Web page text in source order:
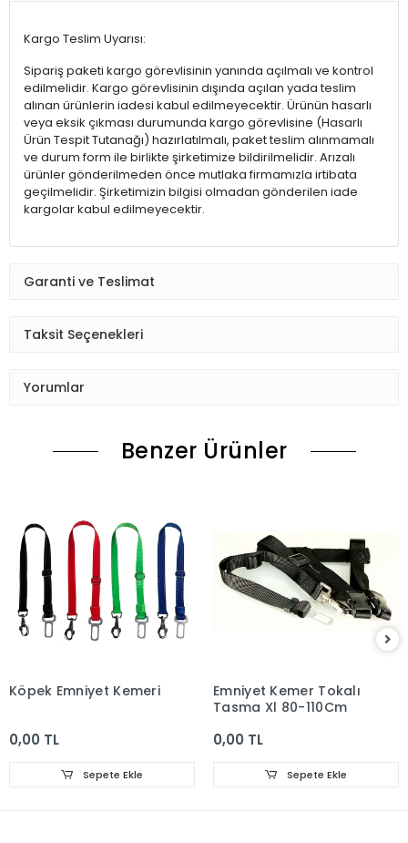
Kargo Teslim Uyarısı:
Sipariş paketi kargo görevlisinin yanında açılmalı ve kontrol
edilmelidir. Kargo görevlisinin dışında açılan yada teslim
alınan ürünlerin iadesi kabul edilmeyecektir. Ürünün hasarlı
veya eksik çıkması durumunda kargo görevlisine (Hasarlı
Ürün Tespit Tutanağı) hazırlatılmalı, paket teslim alınmamalı
ve durum form ile birlikte şirketimize bildirilmelidir. Arızalı
ürünler gönderilmeden önce mutlaka firmamızla irtibata
geçilmelidir. Şirketimizin bilgisi olmadan gönderilen iade
kargolar kabul edilmeyecektir.
Garanti ve Teslimat
Taksit Seçenekleri
Yorumlar
Benzer Ürünler
Köpek Emniyet Kemeri
0,00 TL
Sepete Ekle
Emniyet Kemer Tokalı
Tasma Xl 80-110Cm
0,00 TL
Sepete Ekle